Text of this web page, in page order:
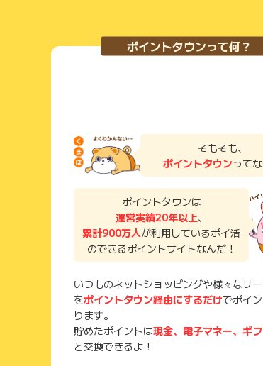
ポイントタウンって何？
そもそも、
ポイントタウンって
ポイントタウンは
運営実績20年以上、
累計900万人が利用しているポイ活
のできるポイントサイトなんだ！
いつものネットショッピングや様々なサ
をポイントタウン経由にするだけでポイ
ります。
貯めたポイントは現金、電子マネー、ギ
と交換できるよ！